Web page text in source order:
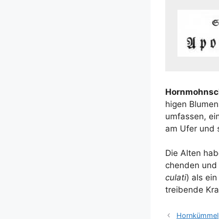
hi­gen
umfas­sen,
am Ufer und
Die Alten
chen­den
cu­la­ti) als
trei­ben­de
Hornkümmel